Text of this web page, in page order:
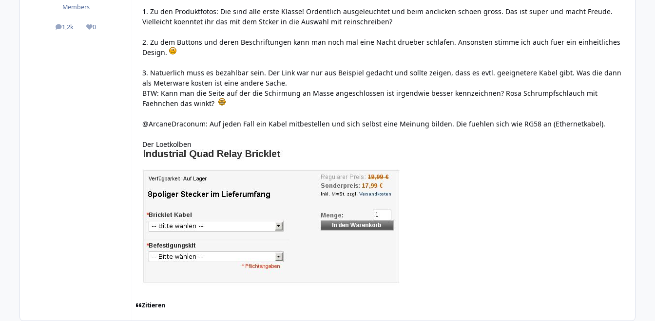
Members
1,2k
posts 0
Reputation
1. Zu den Produktfotos: Die sind alle erste Klasse! Ordentlich ausgeleuchtet und beim anclicken schoen gross. Das ist super und macht Freude.
Vielleicht koenntet ihr das mit dem Stcker in die Auswahl mit reinschreiben?
2. Zu dem Buttons und deren Beschriftungen kann man noch mal eine Nacht drueber schlafen. Ansonsten stimme ich auch fuer ein einheitliches
Design.
3. Natuerlich muss es bezahlbar sein. Der Link war nur aus Beispiel gedacht und sollte zeigen, dass es evtl. geeignetere Kabel gibt. Was die dann
als Meterware kosten ist eine andere Sache.
BTW: Kann man die Seite auf der die Schirmung an Masse angeschlossen ist irgendwie besser kennzeichnen? Rosa Schrumpfschlauch mit
Faehnchen das winkt?
@ArcaneDraconum: Auf jeden Fall ein Kabel mitbestellen und sich selbst eine Meinung bilden. Die fuehlen sich wie RG58 an (Ethernetkabel).
Der Loetkolben
Zitieren